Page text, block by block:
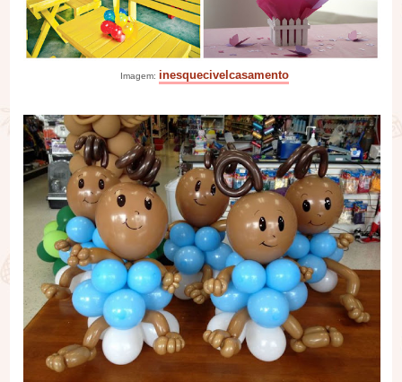
Imagem: inesquecivelcasamento